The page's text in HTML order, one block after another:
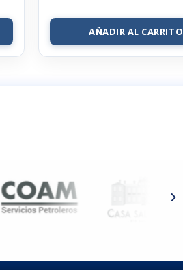
AÑADIR AL CARRITO